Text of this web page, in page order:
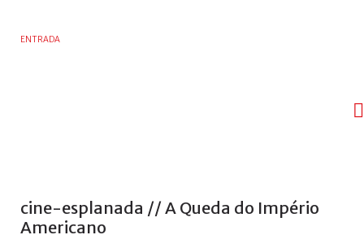
ENTRADA
cine-esplanada //A Queda do Império
Americano
nome
de